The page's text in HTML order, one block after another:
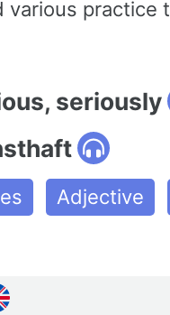
various practice
seriously
Adjective